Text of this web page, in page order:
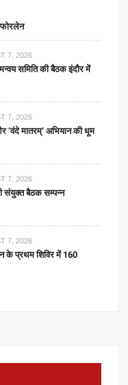
फोरलेन
7, 2026
समिति की बैठक इंदौर में
7, 2026
‘वंदे मातरम्’ अभियान की धूम
7, 2026
संयुक्त बैठक सम्पन्न
7, 2026
के प्रथम शिविर में 160